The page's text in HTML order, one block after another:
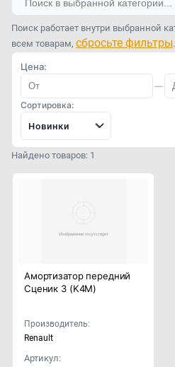
Поиск работает внутри выбранной
всем товарам, сбросьте фильтры.
Цена:
—
Сортировка:
Новинки
Найдено товаров: 1
Амортизатор передний
Сценик 3 (K4M)
Производитель:
Renault
Артикул: